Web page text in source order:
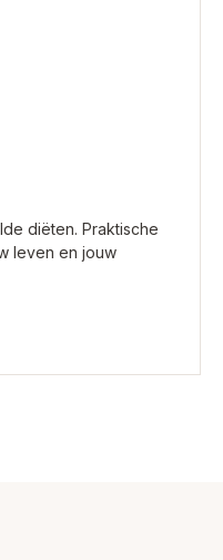
diëten. Praktische
leven en jouw